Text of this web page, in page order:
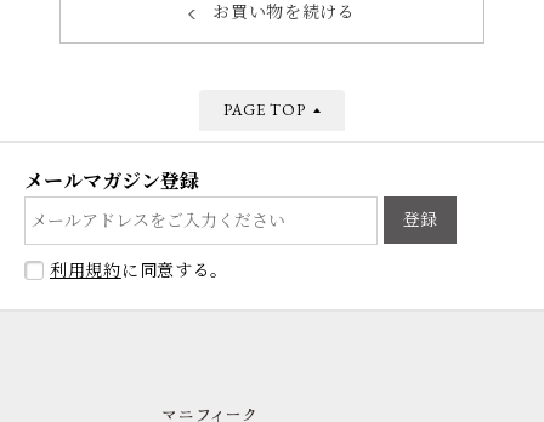
お買い物を続ける
PAGE TOP
メールマガジン登録
登録
利用規約に同意する。